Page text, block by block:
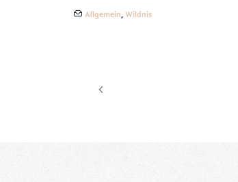
Allgemein, Wildnis